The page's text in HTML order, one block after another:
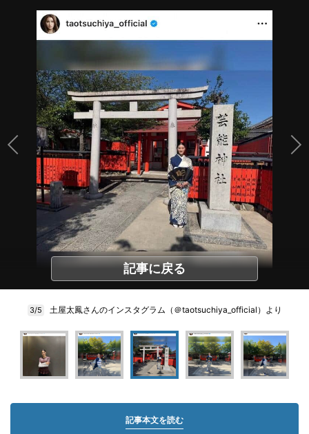
記事に戻る
3/5 土屋太鳳さんのインスタグラム（＠taotsuchiya_official）より
記事本文を読む